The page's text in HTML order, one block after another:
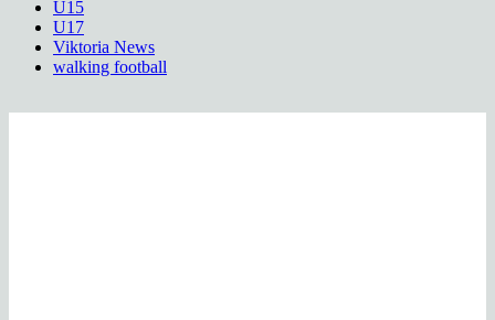
U15
U17
Viktoria News
walking football